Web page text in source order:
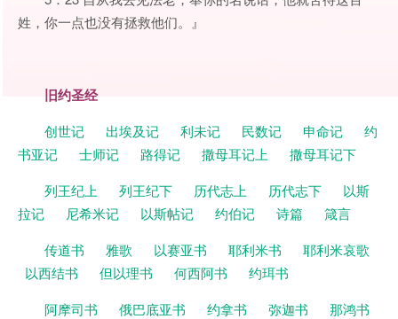
姓，你一点也没有拯救他们。』
旧约圣经
创世记 出埃及记 利未记 民数记 申命记
约
书亚记
士师记 路得记 撒母耳记上
撒母耳记下
列王纪上
列王纪下 历代志上 历代志下
以斯
拉记
尼希米记 以斯帖记 约伯记 诗篇
箴言
传道书
雅歌 以赛亚书 耶利米书
耶利米哀歌
以西结书
但以理书 何西阿书
约珥书
阿摩司书
俄巴底亚书 约拿书 弥迦书
那鸿书